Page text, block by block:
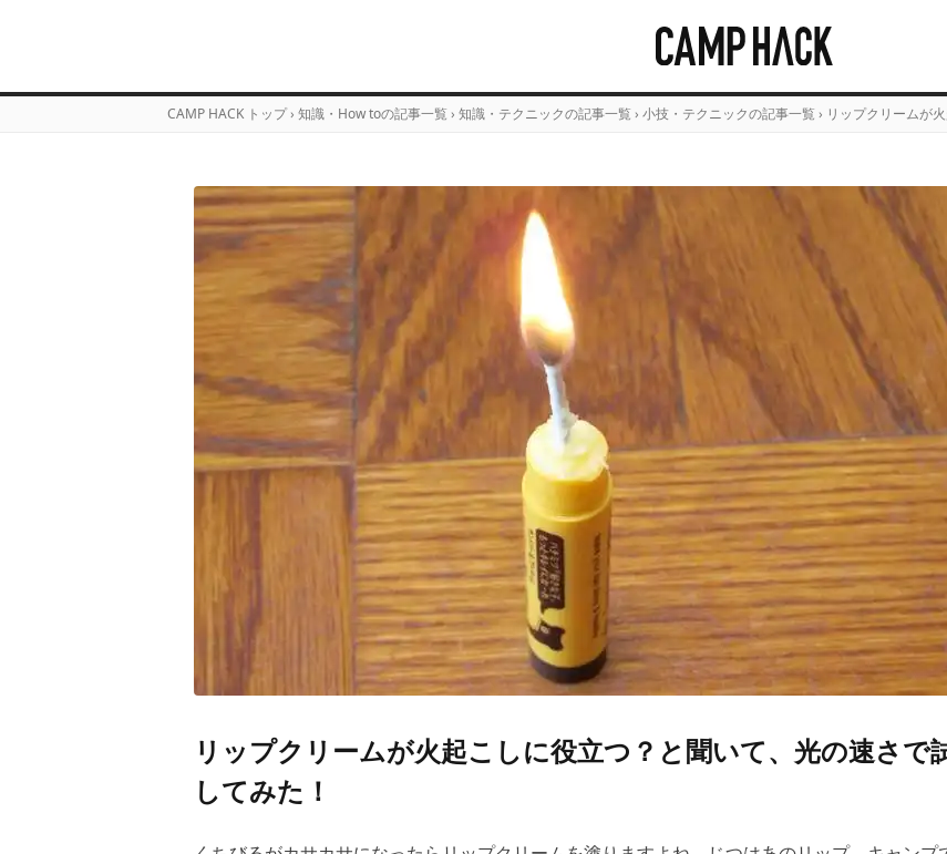
CAMP HACK トップ › 知識・How toの記事一覧 › 知識・テクニックの記事一覧 › 小技・テクニックの記事一覧 › リップクリームが
リップクリームが火起こしに役立つ？と聞いて、光の速さで
してみた！